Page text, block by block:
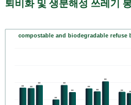
퇴비화 및 생분해성 쓰레기